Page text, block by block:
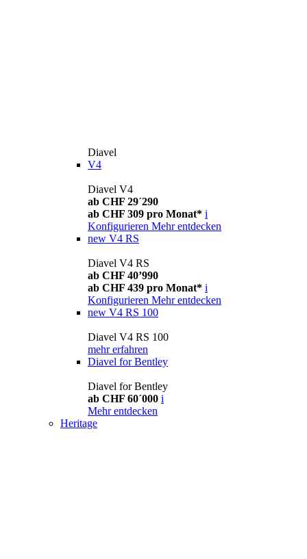
Diavel
V4
Diavel V4
ab CHF 29´290
ab CHF 309 pro Monat* i
Konfigurieren Mehr entdecken
new V4 RS
Diavel V4 RS
ab CHF 40’990
ab CHF 439 pro Monat* i
Konfigurieren Mehr entdecken
new V4 RS 100
Diavel V4 RS 100
mehr erfahren
Diavel for Bentley
Diavel for Bentley
ab CHF 60´000 i
Mehr entdecken
Heritage